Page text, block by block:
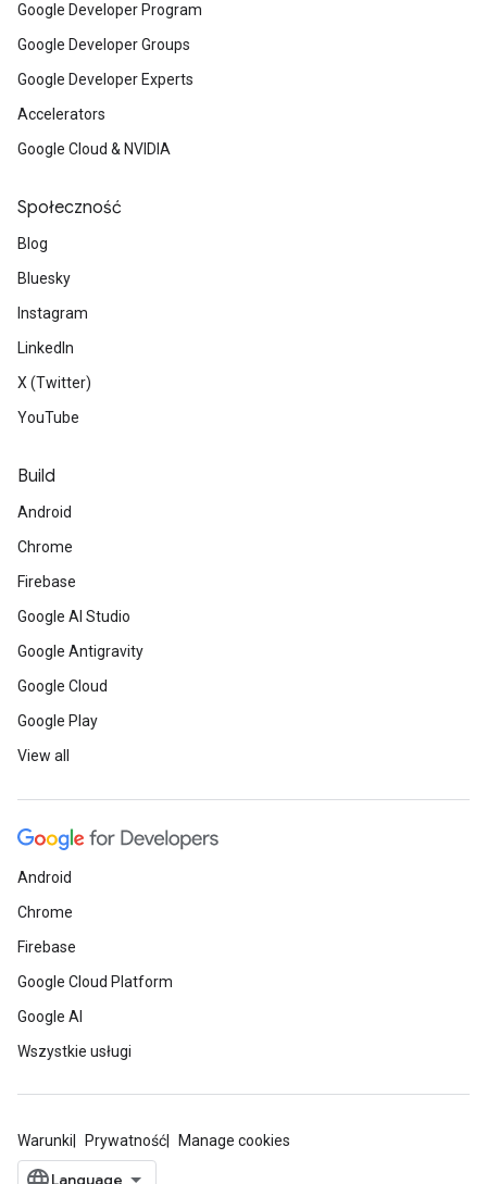
Google Developer Program
Google Developer Groups
Google Developer Experts
Accelerators
Google Cloud & NVIDIA
Społeczność
Blog
Bluesky
Instagram
LinkedIn
X (Twitter)
YouTube
Build
Android
Chrome
Firebase
Google AI Studio
Google Antigravity
Google Cloud
Google Play
View all
Android
Chrome
Firebase
Google Cloud Platform
Google AI
Wszystkie usługi
Warunki Prywatność Manage cookies